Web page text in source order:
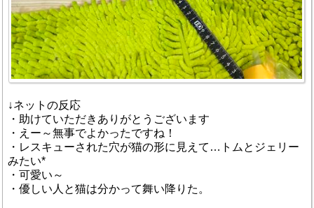
↓ネットの反応
・助けていただきありがとうございます
・えー～無事でよかったですね！
・レスキューされた穴が猫の形に見えて…トムとジェリー
みたい*
・可愛い～
・優しい人と猫は分かって舞い降りた。